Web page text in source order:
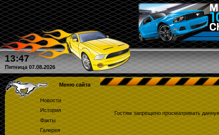
Кто угадал количество
13:47
Пятница 07.08.2026
Меню сайта
Новости
История
Факты
Галерея
Гостям запрещено просматривать